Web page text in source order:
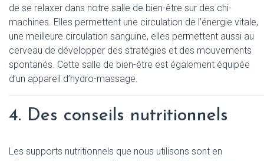
de se relaxer dans notre salle de bien-être sur des chi-
machines. Elles permettent une circulation de l’énergie vitale,
une meilleure circulation sanguine, elles permettent aussi au
cerveau de développer des stratégies et des mouvements
spontanés. Cette salle de bien-être est également équipée
d’un appareil d’hydro-massage.
4. Des conseils nutritionnels
Les supports nutritionnels que nous utilisons sont en